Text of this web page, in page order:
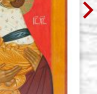
ACQUISTA
Existencias: 15 - COD.
ACQUISTA
Existencias: 15 - COD.